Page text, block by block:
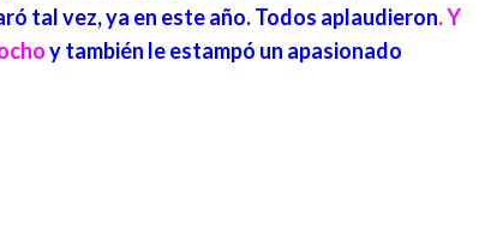
tal vez, ya en este año. Todos aplaudieron. Y
y también le estampó un apasionado